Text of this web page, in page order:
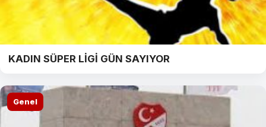
KADIN SÜPER LİGİ GÜN SAYIYOR
Genel